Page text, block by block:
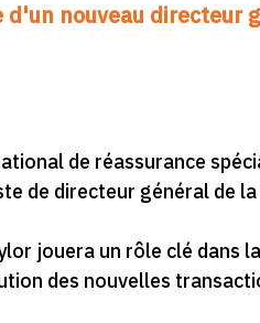
nouveau directeur
de réassurance
de directeur général de
jouera un rôle clé dans
des nouvelles